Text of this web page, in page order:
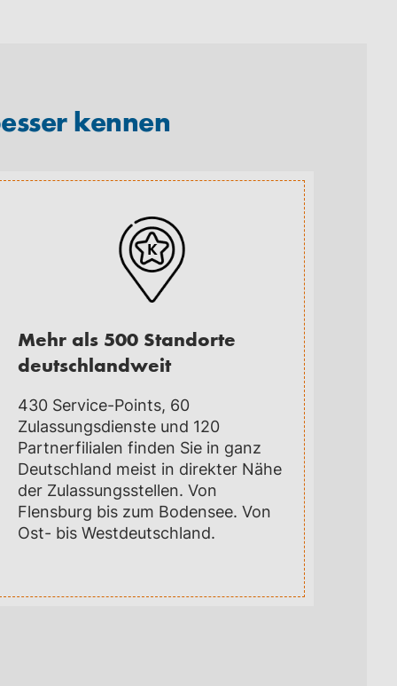
kennen
Mehr als 500 Standorte
deutschlandweit
430 Service-Points, 60
Zulassungsdienste und 120
Partnerfilialen finden Sie in ganz
Deutschland meist in direkter Nähe
der Zulassungsstellen. Von
Flensburg bis zum Bodensee. Von
Ost- bis Westdeutschland.